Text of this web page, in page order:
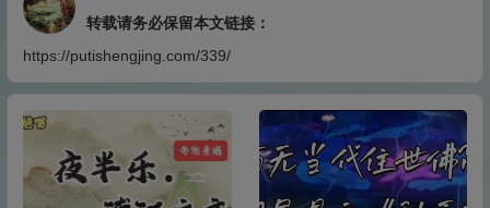
转载请务必保留本文链接：
https://putishengjing.com/339/